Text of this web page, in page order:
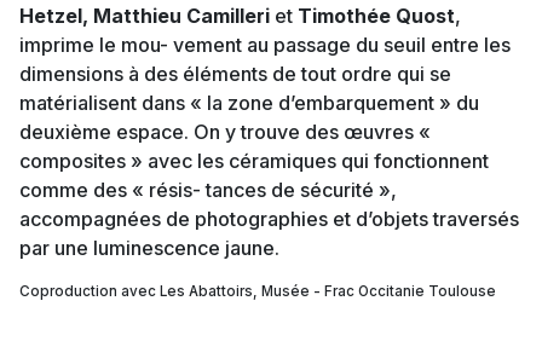
Hetzel, Matthieu Camilleri et Timothée Quost,
imprime le mou- vement au passage du seuil entre les
dimensions à des éléments de tout ordre qui se
matérialisent dans « la zone d’embarquement » du
deuxième espace. On y trouve des œuvres «
composites » avec les céramiques qui fonctionnent
comme des « résis- tances de sécurité »,
accompagnées de photographies et d’objets traversés
par une luminescence jaune.
Coproduction avec Les Abattoirs, Musée - Frac Occitanie Toulouse